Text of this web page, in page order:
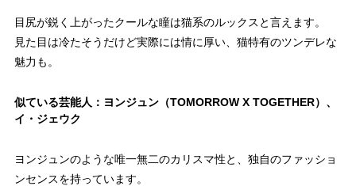
目尻が鋭く上がったクールな瞳は猫系のルックスと言えます。
見た目は冷たそうだけど実際には情に厚い、猫特有のツンデレな
魅力も。
似ている芸能人：ヨンジュン（TOMORROW X TOGETHER）、
イ・ジェウク
ヨンジュンのような唯一無二のカリスマ性と、独自のファッショ
ンセンスを持っています。